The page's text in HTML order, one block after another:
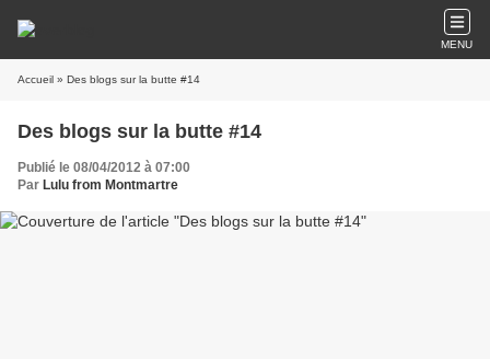
MENU
Accueil » Des blogs sur la butte #14
Des blogs sur la butte #14
Publié le 08/04/2012 à 07:00
Par Lulu from Montmartre